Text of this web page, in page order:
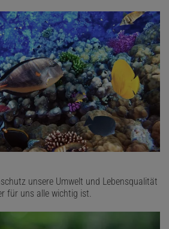
unsere Umwelt und Lebensqualität
für uns alle wichtig ist.